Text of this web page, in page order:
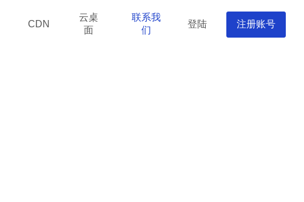
CDN
云桌
面
联系我
们
登陆 注册账号